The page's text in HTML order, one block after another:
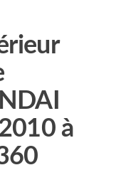
à